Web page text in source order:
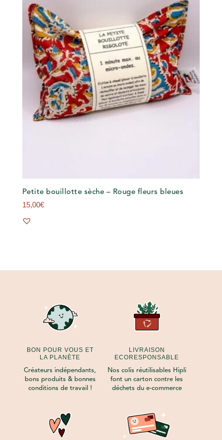
Petite bouillotte sèche – Rouge fleurs bleues
15,00€
BON POUR VOUS ET
LA PLANÈTE
Créateurs indépendants,
bons produits & bonnes
conditions de travail !
LIVRAISON
ECORESPONSABLE
Nos colis réutilisables Hipli
font un carton contre les
déchets du e-commerce